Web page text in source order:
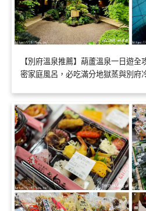
【別府溫泉推薦】葫蘆溫泉一日遊
密家庭風呂，必吃滿分地獄蒸與別府